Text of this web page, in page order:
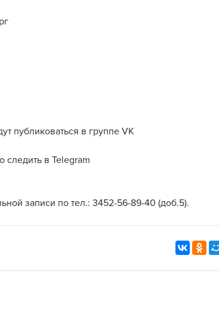
публиковаться в группе VK
следить в Telegram
записи по тел.: 3452-56-89-40 (доб.5).